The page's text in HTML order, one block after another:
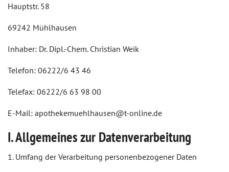
Hauptstr. 58
69242 Mühlhausen
Inhaber: Dr. Dipl.-Chem. Christian Weik
Telefon: 06222/6 43 46
Telefax: 06222/6 63 98 00
E-Mail: apothekemuehlhausen@t-online.de
I. Allgemeines zur Datenverarbeitung
1. Umfang der Verarbeitung personenbezogener Daten